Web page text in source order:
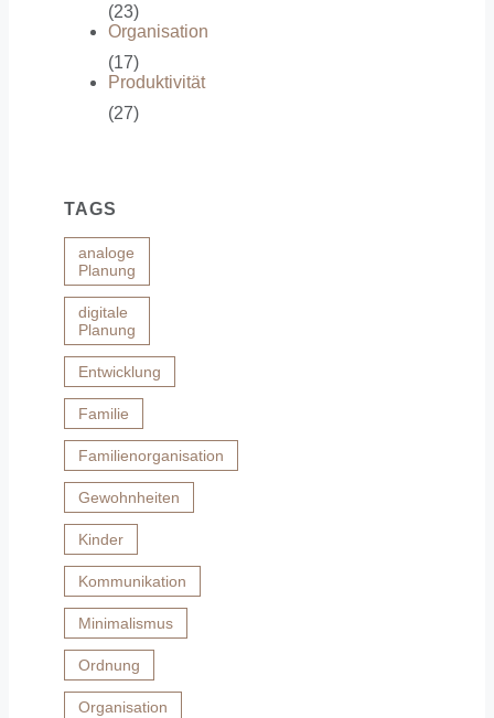
(23)
Organisation
(17)
Produktivität
(27)
TAGS
analoge
Planung
digitale
Planung
Entwicklung
Familie
Familienorganisation
Gewohnheiten
Kinder
Kommunikation
Minimalismus
Ordnung
Organisation